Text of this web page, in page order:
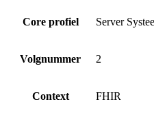
Core profiel Server
Volgnummer 2
Context FHIR